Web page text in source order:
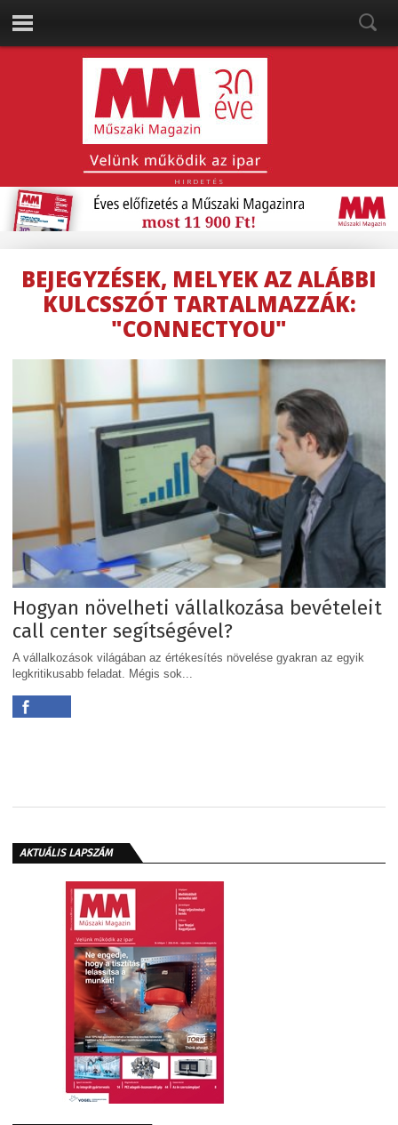
HIRDETÉS
BEJEGYZÉSEK, MELYEK AZ ALÁBBI
KULCSSZÓT TARTALMAZZÁK:
"CONNECTYOU"
Hogyan növelheti vállalkozása bevételeit
call center segítségével?
A vállalkozások világában az értékesítés növelése gyakran az egyik
legkritikusabb feladat. Mégis sok...
AKTUÁLIS LAPSZÁM